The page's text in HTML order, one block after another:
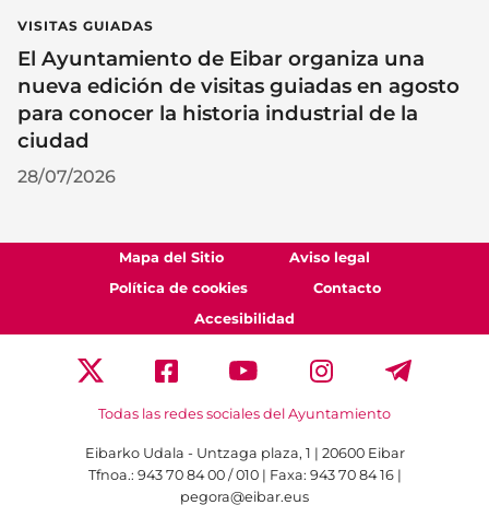
VISITAS GUIADAS
El Ayuntamiento de Eibar organiza una
nueva edición de visitas guiadas en agosto
para conocer la historia industrial de la
ciudad
28/07/2026
Mapa del Sitio
Aviso legal
Política de cookies
Contacto
Accesibilidad
Todas las redes sociales del Ayuntamiento
Eibarko Udala - Untzaga plaza, 1 | 20600 Eibar
Tfnoa.: 943 70 84 00 / 010 | Faxa: 943 70 84 16 |
pegora@eibar.eus